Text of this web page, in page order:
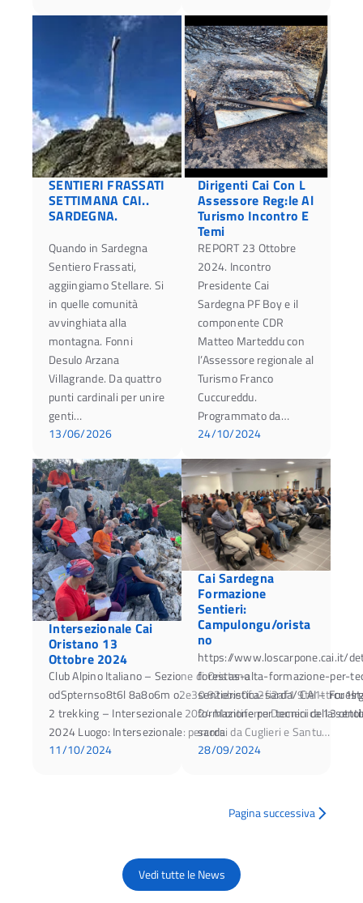
SENTIERI FRASSATI
SETTIMANA CAI..
SARDEGNA.
Quando in Sardegna
Sentiero Frassati,
aggiingiamo Stellare. Si
in quelle comunità
avvinghiata alla
montagna. Fonni
Desulo Arzana
Villagrande. Da quattro
punti cardinali per unire
genti…
13/06/2026
Dirigenti Cai Con L
Assessore Reg:le Al
Turismo Incontro E
Temi
REPORT 23 Ottobre
2024. Incontro
Presidente Cai
Sardegna PF Boy e il
componente CDR
Matteo Marteddu con
l’Assessore regionale al
Turismo Franco
Cuccureddu.
Programmato da…
24/10/2024
Intersezionale Cai
Oristano 13
Ottobre 2024
Club Alpino Italiano – Sezione di Oristano
odSpternso8t6l 8a8o6m o2e30 82ob:e0fu2fi2af1
2 trekking – Intersezionale 2024 Montiferru Domenica 13
2024 Luogo: Intersezionale: percorsi da Cuglieri e Santu…
11/10/2024
Cai Sardegna
Formazione
Sentieri:
Campulongu/orista
no
https://www.loscarpone.cai.it/
forestas-alta-formazione-per-
sentieristica-sarda/ CAI –
formazione per tecnici della
sarda
28/09/2024
Pagina successiva
Vedi tutte le News